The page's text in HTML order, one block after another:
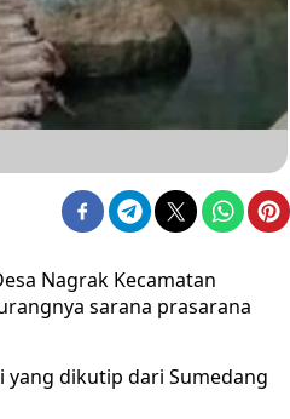
Nagrak Kecamatan
sarana prasarana
yang dikutip dari Sumedang